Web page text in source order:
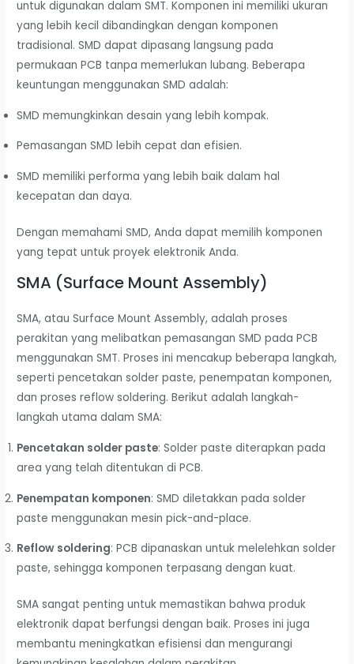
untuk digunakan dalam SMT. Komponen ini memiliki ukuran
yang lebih kecil dibandingkan dengan komponen
tradisional. SMD dapat dipasang langsung pada
permukaan PCB tanpa memerlukan lubang. Beberapa
keuntungan menggunakan SMD adalah:
SMD memungkinkan desain yang lebih kompak.
Pemasangan SMD lebih cepat dan efisien.
SMD memiliki performa yang lebih baik dalam hal
kecepatan dan daya.
Dengan memahami SMD, Anda dapat memilih komponen
yang tepat untuk proyek elektronik Anda.
SMA (Surface Mount Assembly)
SMA, atau Surface Mount Assembly, adalah proses
perakitan yang melibatkan pemasangan SMD pada PCB
menggunakan SMT. Proses ini mencakup beberapa langkah,
seperti pencetakan solder paste, penempatan komponen,
dan proses reflow soldering. Berikut adalah langkah-
langkah utama dalam SMA:
Pencetakan solder paste: Solder paste diterapkan pada
area yang telah ditentukan di PCB.
Penempatan komponen: SMD diletakkan pada solder
paste menggunakan mesin pick-and-place.
Reflow soldering: PCB dipanaskan untuk melelehkan solder
paste, sehingga komponen terpasang dengan kuat.
SMA sangat penting untuk memastikan bahwa produk
elektronik dapat berfungsi dengan baik. Proses ini juga
membantu meningkatkan efisiensi dan mengurangi